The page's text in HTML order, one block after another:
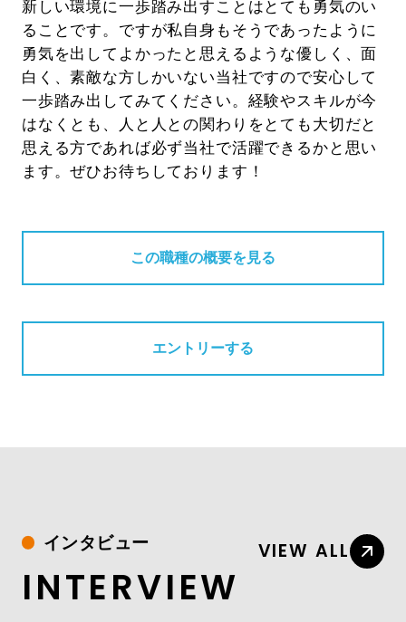
新しい環境に一歩踏み出すことはとても勇気のい
ることです。ですが私自身もそうであったように
勇気を出してよかったと思えるような優しく、面
白く、素敵な方しかいない当社ですので安心して
一歩踏み出してみてください。経験やスキルが今
はなくとも、人と人との関わりをとても大切だと
思える方であれば必ず当社で活躍できるかと思い
ます。ぜひお待ちしております！
この職種の概要を見る
エントリーする
インタビュー
INTERVIEW
VIEW ALL